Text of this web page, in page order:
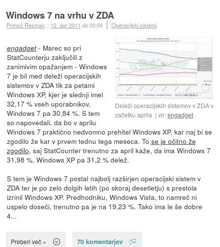
Windows 7 na vrhu v ZDA
Primož Resman :: 12. apr 2011 ob 00:04 Operacijski sistemi
Deleži operacijskih sistemov v ZDA v
začetku aprila
vir:engadget
engadget- Marec so pri
StatCounterju zaključili z
zanimivim opažanjem - Windows
7 je bil med deleži operacijskih
sistemov v ZDA tik za petami
Windows XP, kjer je slednji imel
32,17 % vseh uporabnikov,
Windows 7 pa 30,84 %. S tem
so napovedali, da bo v aprilu
Windows 7 praktično nedvomno prehitel Windows XP, kar naj bi se
zgodilo že kar v prvem tednu tega meseca. To se je očitno že
zgodilo, saj StatCounter trenutno za april kaže, da ima Windows 7
31,98 %, Windows XP pa 31,2 % delež.
S tem je Windows 7 postal najbolj razširjen operacijski sistem v
ZDA ter je po zelo dolgih letih (po skoraj desetletju) s prestola
izrinil Windows XP. Predhodniku, Windows Vista, to namreč ni
uspelo doseči, trenutno pa je na 19,23 %. Tako ima le še dobre
4...
Preberi več » 70 komentarjev